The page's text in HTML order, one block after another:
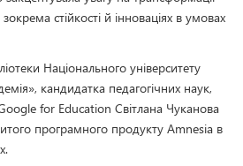
стійкості й інноваціях в умовах
Національного університету
кандидатка педагогічних наук,
for Education Світлана Чуканова
програмного продукту Amnesia в